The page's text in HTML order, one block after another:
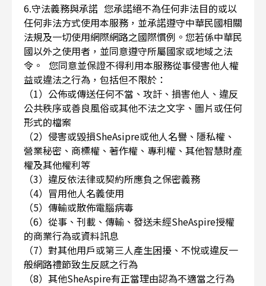
6.守法義務與承諾 您承諾絕不為任何非法目的或以
任何非法方式使用本服務，並承諾遵守中華民國相關
法規及一切使用網際網路之國際慣例。您若係中華民
國以外之使用者，並同意遵守所屬國家或地域之法
令。 您同意並保證不得利用本服務從事侵害他人權
益或違法之行為，包括但不限於：
（1）公佈或傳送任何不當、攻訐、損害他人、違反
公共秩序或善良風俗或其他不法之文字、圖片或任何
形式的檔案
（2）侵害或毀損SheAsipre或他人名譽、隱私權、
營業秘密、商標權、著作權、專利權、其他智慧財產
權及其他權利等
（3）違反依法律或契約所應負之保密義務
（4）冒用他人名義使用
（5）傳輸或散佈電腦病毒
（6）從事、刊載、傳輸、發送未經SheAspire授權
的商業行為或資料訊息
（7）對其他用戶或第三人產生困擾、不悅或違反一
般網路禮節致生反感之行為
（8）其他SheAspire有正當理由認為不適當之行為